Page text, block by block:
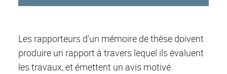
Les rapporteurs d'un mémoire de thèse doivent
produire un rapport à travers lequel ils évaluent
les travaux, et émettent un avis motivé